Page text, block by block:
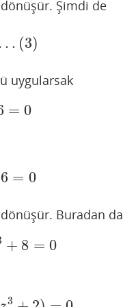
Şimdi de
(3)
( 3 )
uygularsak
= 0
0
6 = 0
= 0
Buradan da
+ 8 = 0
+8 =0
3